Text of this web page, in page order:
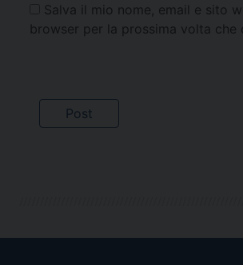
Salva il mio nome, email e sito
browser per la prossima volta che